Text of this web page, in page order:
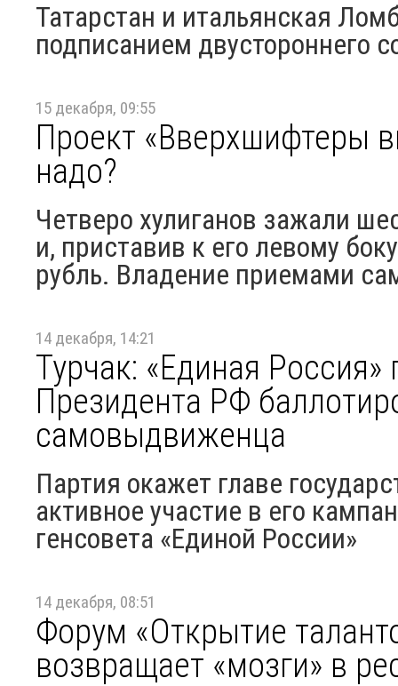
Татарстан и итальянская
подписанием двустороннего
15 декабря, 09:55
Проект «Вверхшифтеры
надо?
Четверо хулиганов зажали
и, приставив к его левому
рубль. Владение приемами
14 декабря, 14:21
Турчак: «Единая
Президента РФ
самовыдвиженца
Партия окажет главе
активное участие в его
генсовета «Единой России»
14 декабря, 08:51
Форум «Открытие
возвращает «мозги» в